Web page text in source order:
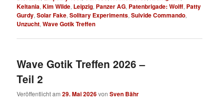
Keltania,Kim Wilde, Leipzig, Panzer AG, Patenbrigade: Wolff, Patty
Gurdy,Solar Fake,Solitary Experiments,Suivide Commando,
Unzucht,Wave Gotik Treffen
Wave Gotik Treffen 2026 –
Teil 2
Veröffentlicht am29. Mai 2026vonSven Bähr